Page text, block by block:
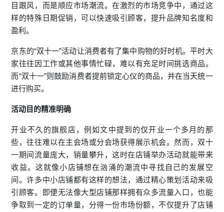
目跟风，而是顺应市场潮流。在激烈的市场竞争中，通过这
样的特殊日期促销，可以快速吸引顾客，提升品牌知名度和
盈利。
京东的“双十一”活动让消费者有了集中购物的好时机。平时大
家往往因工作或其他事情忙碌，难以有充足时间挑选商品。
而“双十一”则鼓励消费者提前锁定心仪的商品，并在当天统一
进行购买。
活动目的精准明确
开业不久的旗舰店，例如文中提到的仅开业一个多月的那
些，往往难以在主会场或分会场获得展示机会。然而，双十
一期间流量庞大，销量攀升，这时在店铺举办活动就能带来
收益。这就像小店铺想在汹涌的潮流中寻找自己的发展空
间。许多中小店铺都有这样的想法，通过精心策划活动来吸
引顾客。即便无法像大型店铺那样拥有众多流量入口，也能
争取到一定的订单量，分得一份市场份额，不仅提升了店铺